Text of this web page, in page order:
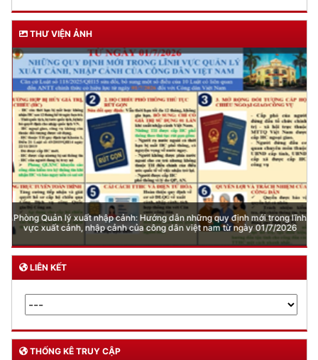
THƯ VIỆN ẢNH
Phòng Quản lý xuất nhập cảnh: Hướng dẫn những quy định mới trong lĩnh
vực xuất cảnh, nhập cảnh của công dân việt nam từ ngày 01/7/2026
LIÊN KẾT
THỐNG KÊ TRUY CẬP